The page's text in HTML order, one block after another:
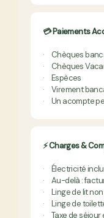
💳 Paiements
Chèques
Chèques
Espèces
Virement
Un acompte
⚡ Charges &
Électricité
Au-delà :
Linge de lit
Linge de
Taxe de